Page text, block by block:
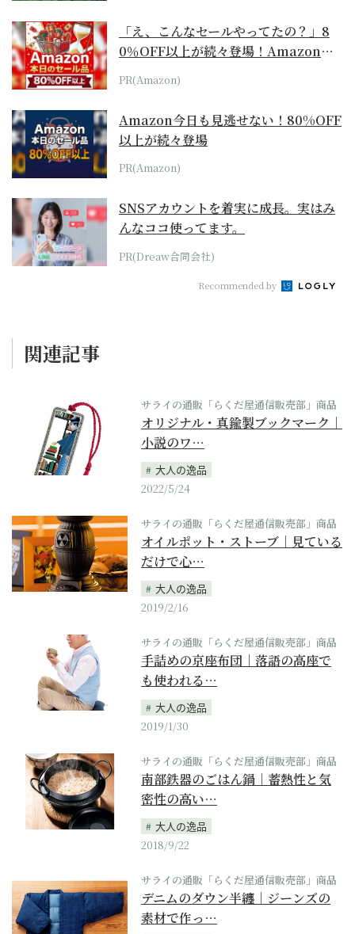
「え、こんなセールやってたの？」8
0％OFF以上が続々登場！Amazonの
本気が...
PR(Amazon)
Amazon今日も見逃せない！80%OFF
以上が続々登場
PR(Amazon)
SNSアカウントを着実に成長。実はみ
んなココ使ってます。
PR(Dreaw合同会社)
Recommended by
関連記事
サライの通販「らくだ屋通信販売部」商品
オリジナル・真鍮製ブックマーク｜
小説のワ…
大人の逸品
2022/5/24
サライの通販「らくだ屋通信販売部」商品
オイルポット・ストーブ｜見ている
だけで心…
大人の逸品
2019/2/16
サライの通販「らくだ屋通信販売部」商品
手詰めの京座布団｜落語の高座で
も使われる…
大人の逸品
2019/1/30
サライの通販「らくだ屋通信販売部」商品
南部鉄器のごはん鍋｜蓄熱性と気
密性の高い…
大人の逸品
2018/9/22
サライの通販「らくだ屋通信販売部」商品
デニムのダウン半纏｜ジーンズの
素材で作っ…